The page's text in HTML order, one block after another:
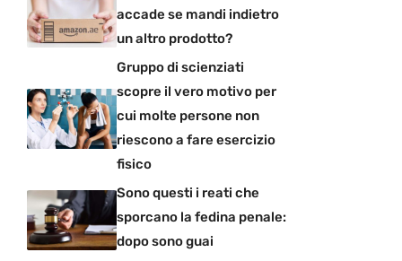
accade se mandi indietro
un altro prodotto?
Gruppo di scienziati
scopre il vero motivo per
cui molte persone non
riescono a fare esercizio
fisico
Sono questi i reati che
sporcano la fedina penale:
dopo sono guai